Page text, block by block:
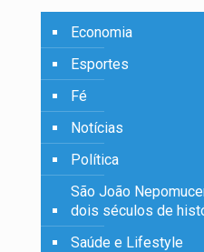
Economia
Esportes
Fé
Notícias
Política
São João
dois séculos de
Saúde e Lifestyle